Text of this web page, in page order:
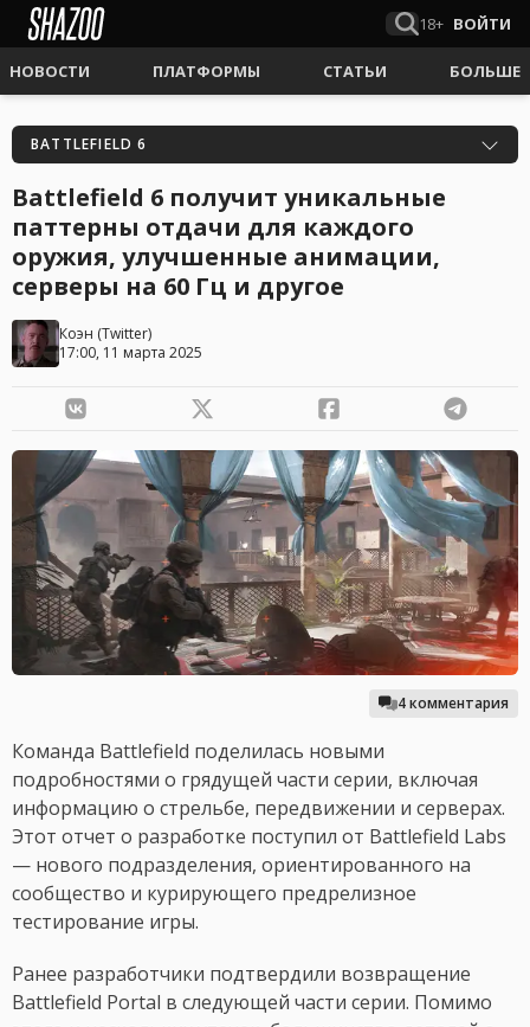
18+ ВОЙТИ
НОВОСТИ ПЛАТФОРМЫ СТАТЬИ БОЛЬШЕ
BATTLEFIELD 6
Battlefield 6 получит уникальные
паттерны отдачи для каждого
оружия, улучшенные анимации,
серверы на 60 Гц и другое
Коэн (Twitter)
17:00, 11 марта 2025
4 комментария
Команда Battlefield поделилась новыми
подробностями о грядущей части серии, включая
информацию о стрельбе, передвижении и серверах.
Этот отчет о разработке поступил от Battlefield Labs
— нового подразделения, ориентированного на
сообщество и курирующего предрелизное
тестирование игры.
Ранее разработчики подтвердили возвращение
Battlefield Portal в следующей части серии. Помимо